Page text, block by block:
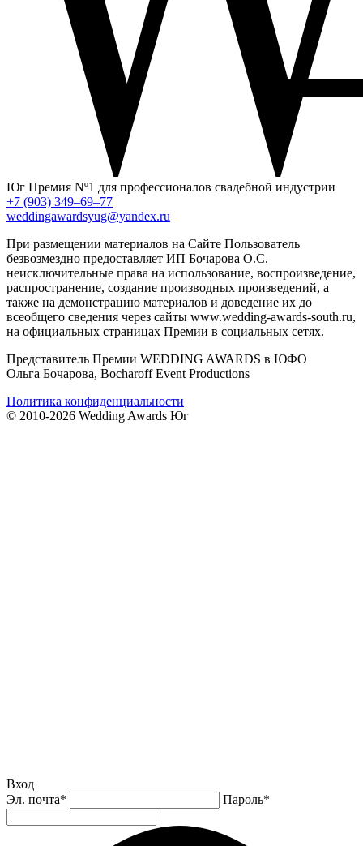
Юг Премия Nº1 для профессионалов свадебной индустрии
+7 (903) 349–69–77
weddingawardsyug@yandex.ru
При размещении материалов на Сайте Пользователь
безвозмездно предоставляет ИП Бочарова О.С.
неисключительные права на использование, воспроизведение,
распространение, создание производных произведений, а
также на демонстрацию материалов и доведение их до
всеобщего сведения через сайты www.wedding-awards-south.ru,
на официальных страницах Премии в социальных сетях.
Представитель Премии WEDDING AWARDS в ЮФО
Ольга Бочарова, Bocharoff Event Productions
Политика конфиденциальности
© 2010-2026 Wedding Awards Юг
Вход
Эл. почта* Пароль*